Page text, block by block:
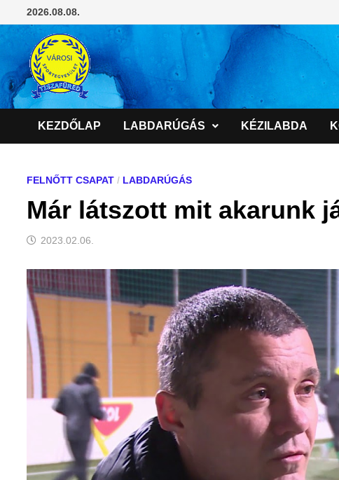
to
2026.08.08.
KEZDŐLAP LABDARÚGÁS KÉZILABDA
FELNŐTT CSAPAT / LABDARÚGÁS
Már látszott mit akarunk
2023.02.06.